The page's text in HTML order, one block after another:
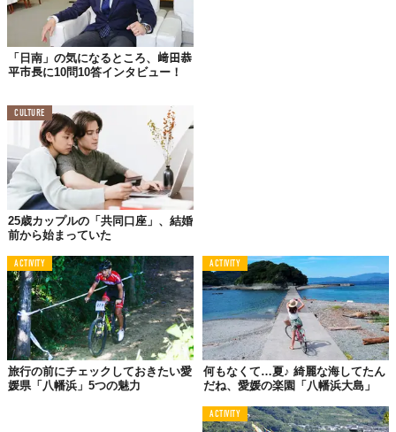
店舗が協力（2018年1月現在）。八幡浜市内のブラックにまつわ
るグルメやスポットを70点以上掲載している「ブラックリスト」
も、すでに第3弾まで改定されています。
通りには、黒い郵便ポストや、黒い自動販売機が……。
黒だしちゃんぽんと
黒お好み焼き
「日南」の気になるところ、﨑田恭
平市長に10問10答インタビュー！
CULTURE
25歳カップルの「共同口座」、結婚
前から始まっていた
ACTIVITY
旅行の前にチェックしておきたい愛
媛県「八幡浜」5つの魅力
ACTIVITY
何もなくて…夏♪ 綺麗な海してたん
だね、愛媛の楽園「八幡浜大島」
ACTIVITY